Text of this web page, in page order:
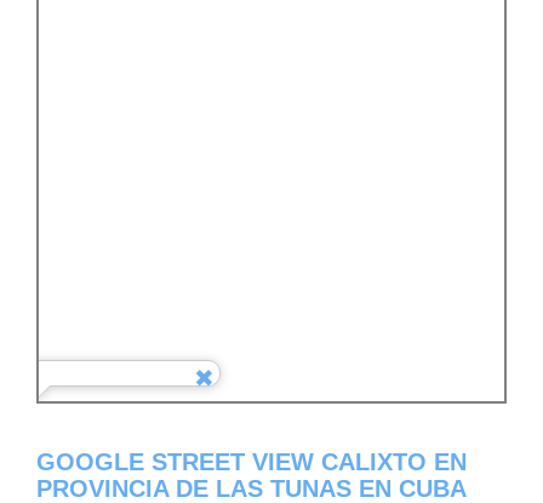
GOOGLE STREET VIEW CALIXTO EN
PROVINCIA DE LAS TUNAS EN CUBA